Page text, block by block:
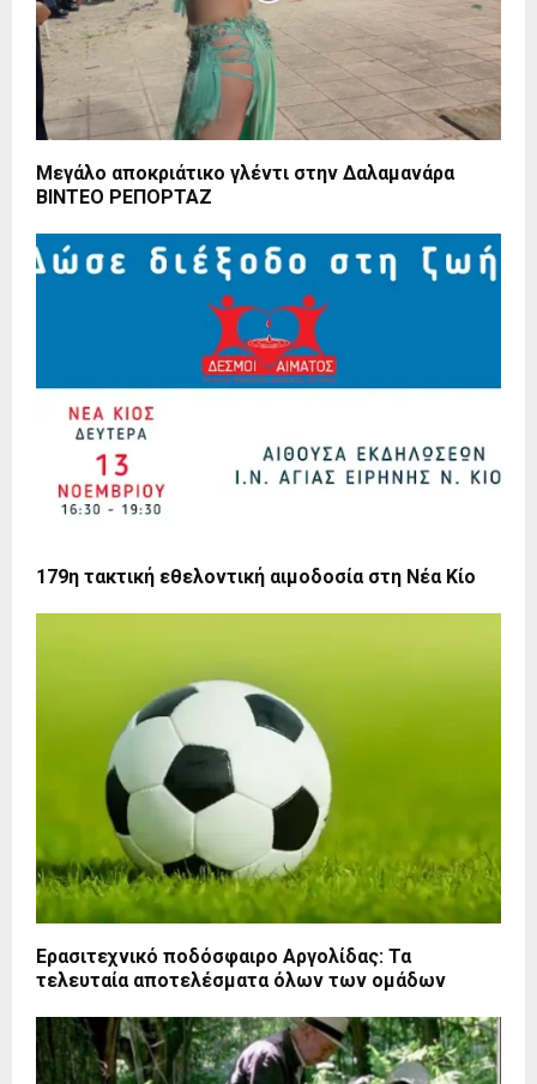
Μεγάλο αποκριάτικο γλέντι στην Δαλαμανάρα
ΒΙΝΤΕΟ ΡΕΠΟΡΤΑΖ
179η τακτική εθελοντική αιμοδοσία στη Νέα Κίο
Ερασιτεχνικό ποδόσφαιρο Αργολίδας: Τα
τελευταία αποτελέσματα όλων των ομάδων